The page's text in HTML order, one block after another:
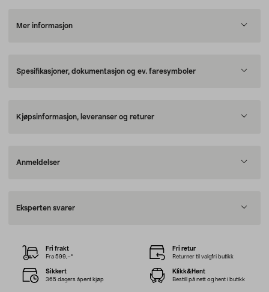
Mer informasjon
Spesifikasjoner, dokumentasjon og ev. faresymboler
Kjøpsinformasjon, leveranser og returer
Anmeldelser
Eksperten svarer
Fri frakt
Fra 599,–*
Fri retur
Returner til valgfri butikk
Sikkert
365 dagers åpent kjøp
Klikk&Hent
Bestill på nett og hent i butikk